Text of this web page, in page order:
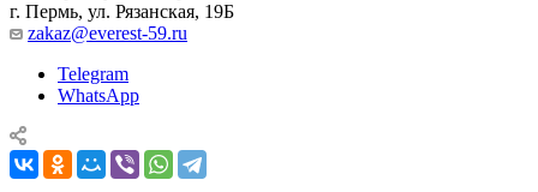
г. Пермь, ул. Рязанская, 19Б
zakaz@everest-59.ru
Telegram
WhatsApp